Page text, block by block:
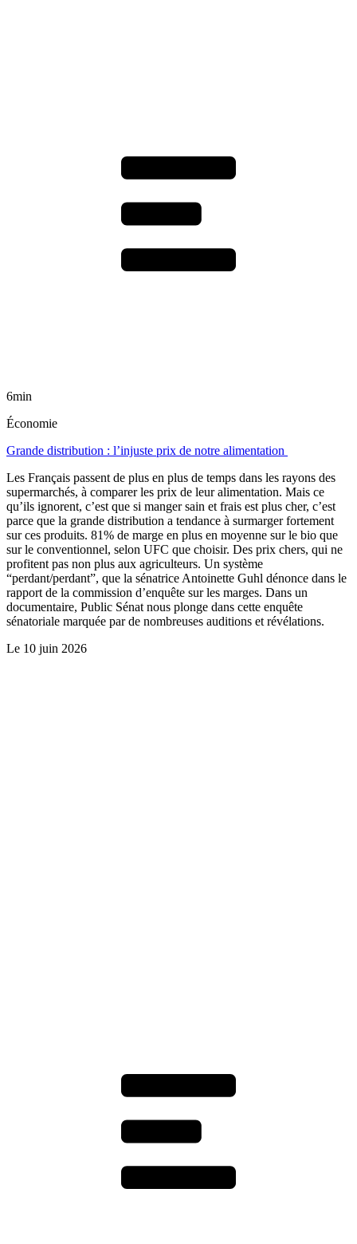
6min
Économie
Grande distribution : l’injuste prix de notre alimentation
Les Français passent de plus en plus de temps dans les rayons des
supermarchés, à comparer les prix de leur alimentation. Mais ce
qu’ils ignorent, c’est que si manger sain et frais est plus cher, c’est
parce que la grande distribution a tendance à surmarger fortement
sur ces produits. 81% de marge en plus en moyenne sur le bio que
sur le conventionnel, selon UFC que choisir. Des prix chers, qui ne
profitent pas non plus aux agriculteurs. Un système
“perdant/perdant”, que la sénatrice Antoinette Guhl dénonce dans le
rapport de la commission d’enquête sur les marges. Dans un
documentaire, Public Sénat nous plonge dans cette enquête
sénatoriale marquée par de nombreuses auditions et révélations.
Le 10 juin 2026